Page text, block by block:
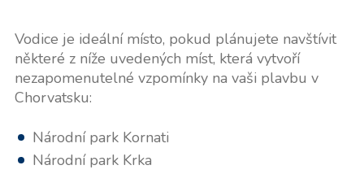
Vodice je ideální místo, pokud plánujete navštívit
některé z níže uvedených míst, která vytvoří
nezapomenutelné vzpomínky na vaši plavbu v
Chorvatsku:
Národní park Kornati
Národní park Krka